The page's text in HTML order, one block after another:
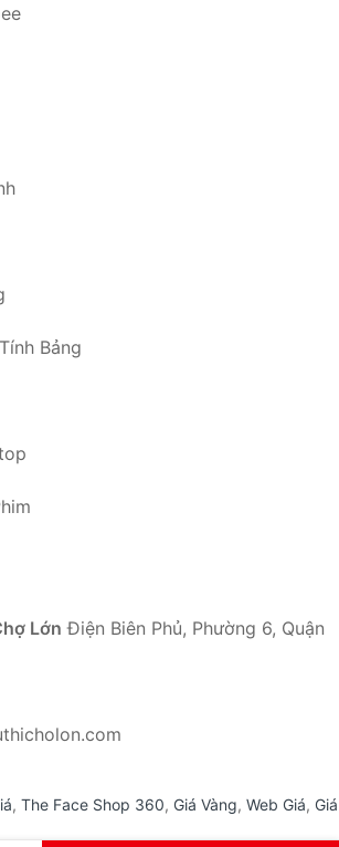
Bảng
Lớn Điện Biên Phủ, Phường 6, Quận
, The Face Shop 360, Giá Vàng, Web Giá, Giá